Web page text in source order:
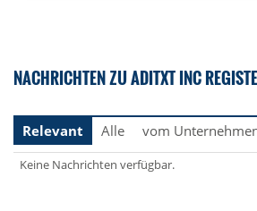
NACHRICHTEN ZU ADITXT INC
Relevant
Alle vom
Keine Nachrichten verfügbar.